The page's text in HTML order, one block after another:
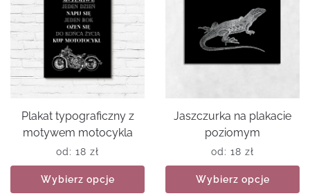
Plakat typograficzny z
motywem motocykla
od: 18 zł
Wybierz opcje
Jaszczurka na plakacie
poziomym
od: 18 zł
Wybierz opcje